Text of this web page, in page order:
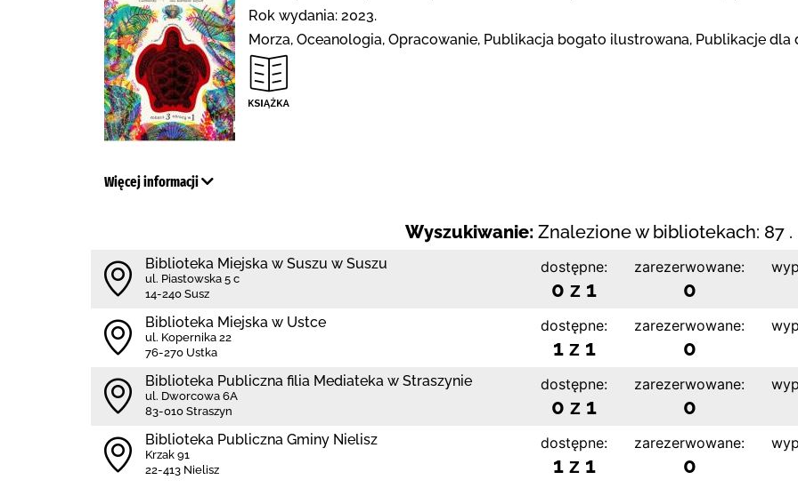
Rok wydania: 2023.
Morza, Oceanologia, Opracowanie, Publikacja bogato ilustrowana, Publikacje dla
Więcej informacji
Wyszukiwanie: Znalezione w bibliotekach: 87 .
Biblioteka Miejska w Suszu w Suszu
ul. Piastowska 5 c
14-240 Susz
dostępne:
0 z 1
zarezerwowane:
0
Biblioteka Miejska w Ustce
ul. Kopernika 22
76-270 Ustka
dostępne:
1 z 1
zarezerwowane:
0
Biblioteka Publiczna filia Mediateka w Straszynie
ul. Dworcowa 6A
83-010 Straszyn
dostępne:
0 z 1
zarezerwowane:
0
Biblioteka Publiczna Gminy Nielisz
Krzak 91
22-413 Nielisz
dostępne:
1 z 1
zarezerwowane:
0